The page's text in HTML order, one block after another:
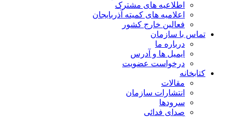
اطلاعیه های مشترک
اعلامیه های کمیته آذربایجان
فعالین خارج کشور
تماس با سازمان
درباره ما
ایمیل ها و آدرس
درخواست عضویت
کتابخانه
مقالات
انتشارات سازمان
سرودها
صدای فدائی